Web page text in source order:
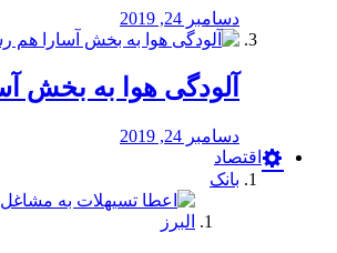
دسامبر 24, 2019
آلودگی هوا به بخش
دسامبر 24, 2019
اقتصاد
بانک